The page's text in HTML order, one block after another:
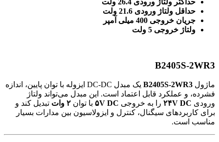
حداکثر ولتاژ ورودی 26.4 ولت
حداقل ولتاژ ورودی 21.6 ولت
جریان خروجی 400 میلی آمپر
ولتاژ خروجی 5 ولت
B2405S-2WR3
ماژول B2405S-2WR3
یک مبدل DC-DC ایزوله با توان پایین، اندازه
فشرده، و عملکرد قابل اعتماد است. این مبدل می‌تواند ولتاژ
ورودی ۲۴V DC را به خروجی ۵V DC با توان ۲ وات
تبدیل کند و
برای کاربردهای سیگنال، کنترل و ایزولاسیون بین مدارات بسیار
مناسب است.